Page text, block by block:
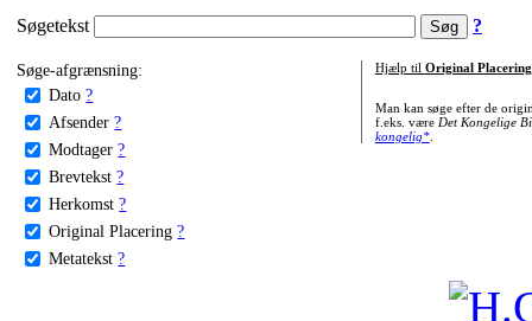
Søgetekst ?
Søge-afgrænsning:
Dato ?
Afsender ?
Modtager ?
Brevtekst ?
Herkomst ?
Original Placering ?
Metatekst ?
Hjælp til Original Placering
Man kan søge efter de
f.eks. være Det Kongelige
kongelig*.